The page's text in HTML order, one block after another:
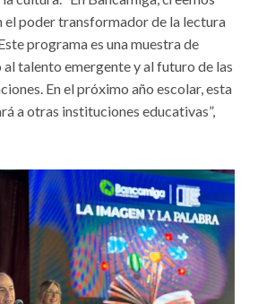
el poder transformador de la lectura
programa es una muestra de
talento emergente y al futuro de las
En el próximo año escolar, esta
a otras instituciones educativas”,